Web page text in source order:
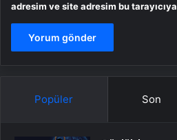
adresim ve site adresim bu
Popüler Son